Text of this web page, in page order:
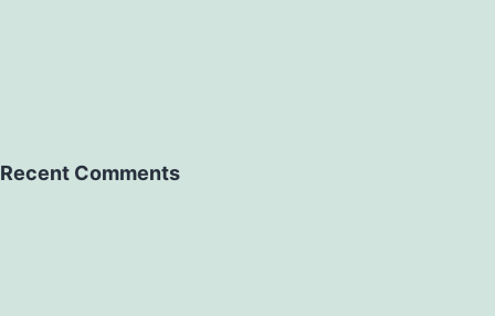
Recent Comments